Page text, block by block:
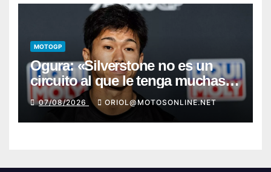
MOTOGP
Ogura: «Silverstone no es un
circuito al que le tenga muchas
ganas»
07/08/2026 ORIOL@MOTOSONLINE.NET